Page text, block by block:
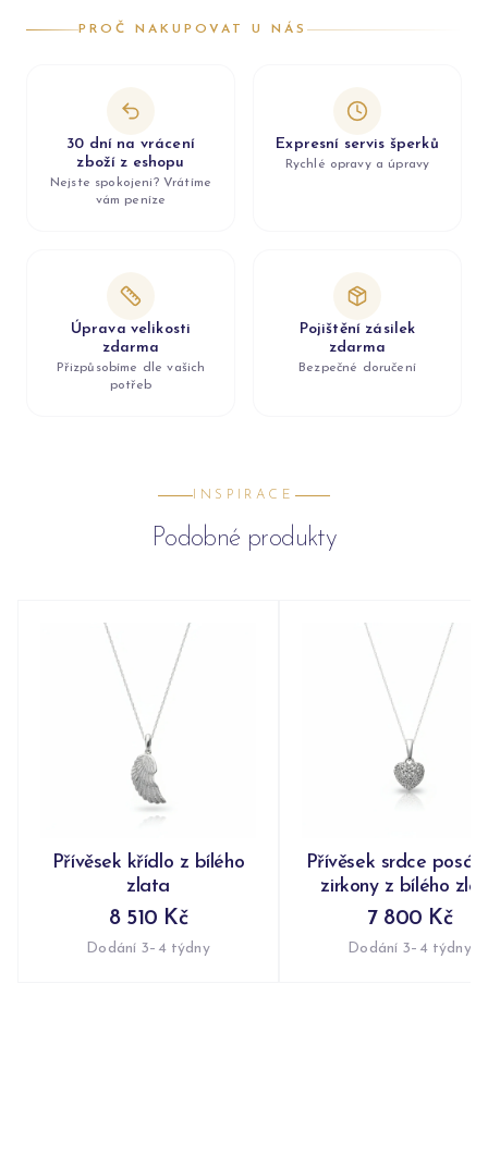
PROČ NAKUPOVAT U NÁS
30 dní na vrácení
zboží z eshopu
Nejste spokojeni? Vrátíme
vám peníze
Expresní servis šperků
Rychlé opravy a úpravy
Úprava velikosti
zdarma
Přizpůsobíme dle vašich
potřeb
Pojištění zásilek
zdarma
Bezpečné doručení
INSPIRACE
Podobné produkty
Přívěsek křídlo z bílého
zlata
8 510 Kč
Dodání 3–4 týdny
Přívěsek srdce
zirkony z bílého
7 800 Kč
Dodání 3–4 týdny